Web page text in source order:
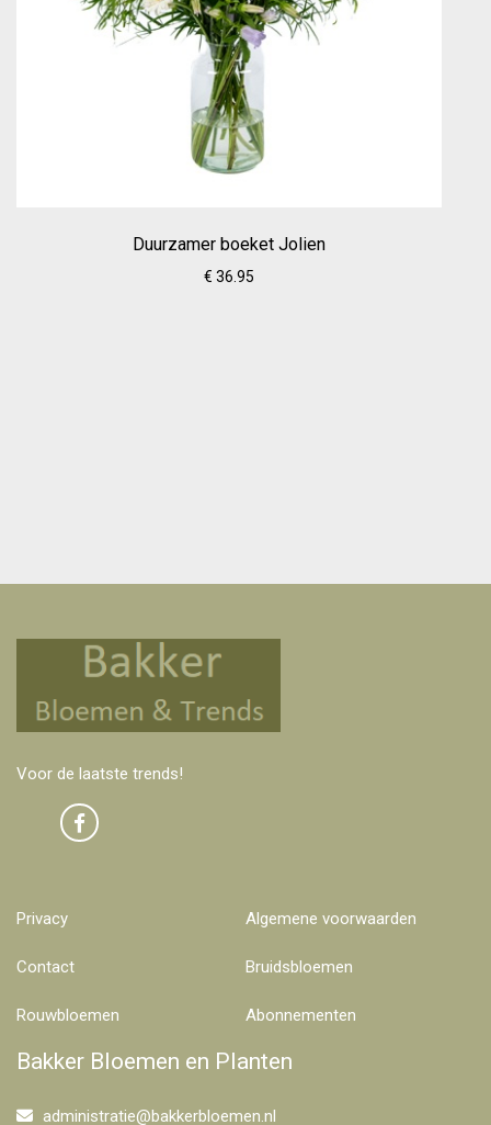
Duurzamer boeket Jolien
€ 36.95
Voor de laatste trends!
Privacy Algemene voorwaarden
Contact Bruidsbloemen
Rouwbloemen Abonnementen
Bakker Bloemen en Planten
administratie@bakkerbloemen.nl